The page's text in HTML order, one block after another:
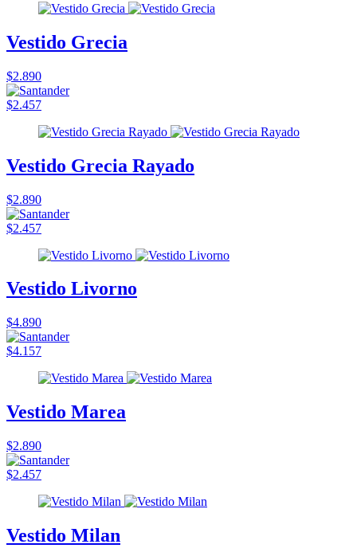
Vestido Grecia
$2.890
$2.457
Vestido Grecia Rayado
$2.890
$2.457
Vestido Livorno
$4.890
$4.157
Vestido Marea
$2.890
$2.457
Vestido Milan